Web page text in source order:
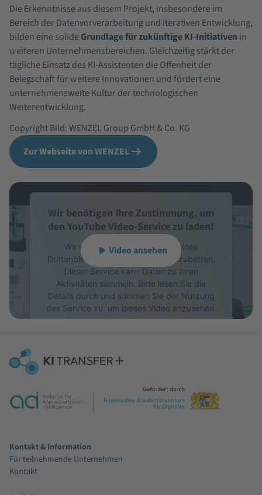
Die Erkenntnisse aus diesem Projekt, insbesondere im
Bereich der Datenvorverarbeitung und iterativen Entwicklung,
bilden eine solide Grundlage für zukünftige KI-Initiativen in
weiteren Unternehmensbereichen. Gleichzeitig stärkt der
tägliche Einsatz des KI-Assistenten die Offenheit der
Belegschaft für weitere Innovationen und fördert eine
unternehmensweite Kultur der technologischen
Weiterentwicklung.
Copyright Bild: WENZEL Group GmbH & Co. KG
Zur Webseite von WENZEL
Wir benötigen Ihre Zustimmung, um
den YouTube Video-Service zu laden!
Wir verwenden einen Service eines
Drittanbieters, um Videoinhalte einzubetten.
Dieser Service kann Daten zu Ihren
Aktivitäten sammeln. Bitte lesen Sie die
Details durch und stimmen Sie der Nutzung
des Service zu, um dieses Video anzusehen.
Akzeptieren
Usercentrics Consent Management Platform
Video ansehen
Kontakt & Information
Für teilnehmende Unternehmen
Kontakt